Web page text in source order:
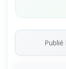
Publié